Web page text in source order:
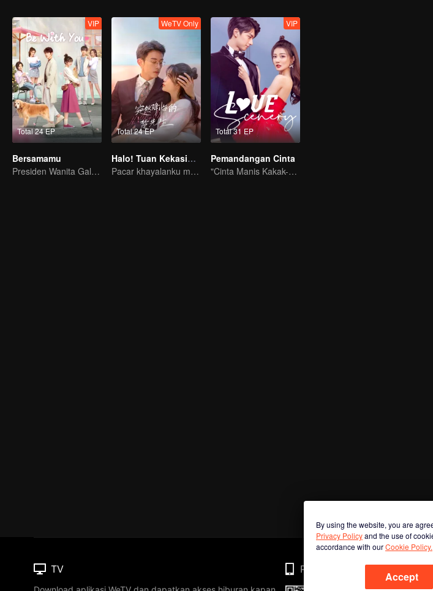
Total 24 EP
VIP
Bersamamu
Presiden Wanita Galak Menggoda Anak Muda Sombong
Total 24 EP
WeTV Only
Halo! Tuan Kekasihku
Pacar khayalanku muncul di dunia nyata
Total 31 EP
VIP
Pemandangan Cinta
"Cinta Manis Kakak-Adik Xu Lu dan Lin Yi"
By using the website, you are
Privacy Policyand the use of
accordance with ourCookie Policy.
Accept
TV Phone